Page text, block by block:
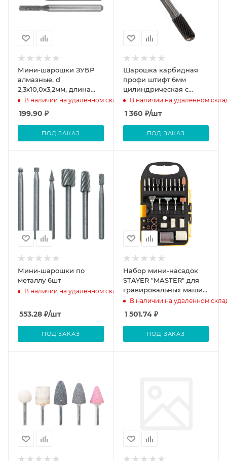
Мини-шарошки ЗУБР
алмазные, d
2,3x10,0x3,2мм, длина
38мм, 2шт
В наличии на удаленном складе
199.90 ₽
ПОД ЗАКАЗ
Шарошка карбидная
профи штифт 6мм
цилиндрическая с
закруглением
В наличии на удаленном
1 360 ₽/шт
ПОД ЗАКАЗ
Мини-шарошки по
металлу 6шт
В наличии на удаленном складе
553.28 ₽/шт
ПОД ЗАКАЗ
Набор мини-насадок
STAYER ″MASTER″ для
гравировальных машин,
71 предмет,
В наличии на удаленном
1 501.74₽
ПОД ЗАКАЗ